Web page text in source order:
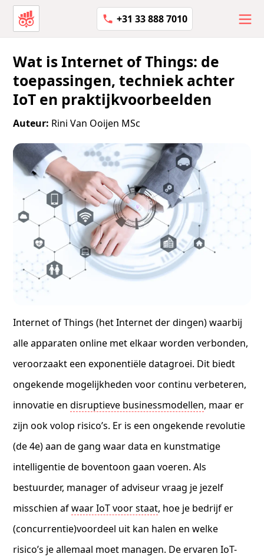
+31 33 888 7010
Wat is Internet of Things: de
toepassingen, techniek achter
IoT en praktijkvoorbeelden
Auteur: Rini Van Ooijen MSc
Internet of Things (het Internet der dingen) waarbij
alle apparaten online met elkaar worden verbonden,
veroorzaakt een exponentiële datagroei. Dit biedt
ongekende mogelijkheden voor continu verbeteren,
innovatie endisruptieve businessmodellen, maar er
zijn ook volop risico’s. Er is een ongekende revolutie
(de 4e) aan de gang waar data en kunstmatige
intelligentie de boventoon gaan voeren. Als
bestuurder, manager of adviseur vraag je jezelf
misschien afwaar IoT voor staat, hoe je bedrijf er
(concurrentie)voordeel uit kan halen en welke
risico’s je allemaal moet managen. De ervaren IoT-